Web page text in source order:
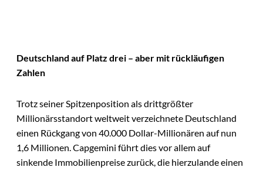
Deutschland auf Platz drei – aber mit rückläufigen
Zahlen
Trotz seiner Spitzenposition als drittgrößter
Millionärsstandort weltweit verzeichnete Deutschland
einen Rückgang von 40.000 Dollar-Millionären auf nun
1,6 Millionen. Capgemini führt dies vor allem auf
sinkende Immobilienpreise zurück, die hierzulande einen